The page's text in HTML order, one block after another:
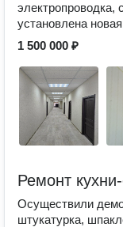
электропроводка,
установлена
1 500 000 ₽
Ремонт
Осуществили
штукатурка,